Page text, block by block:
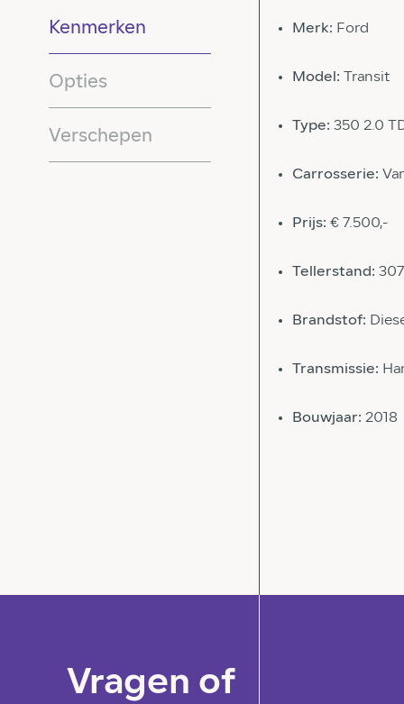
Kenmerken
Opties
Verschepen
Merk: Ford
Model: Transit
Type: 350 2.0
Carrosserie:
Prijs: € 7.500,-
Tellerstand:
Brandstof:
Transmissie:
Bouwjaar: 2018
Vragen of